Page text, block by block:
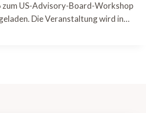
zum US-Advisory-Board-Workshop
Die Veranstaltung wird in…